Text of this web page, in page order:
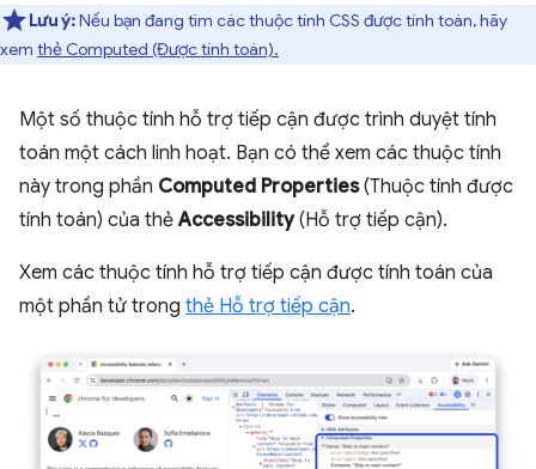
Lưu ý:Nếu bạn đang tìm các thuộc tính CSS được tính toán, hãy
xem thẻ Computed (Được tính toán).
Một số thuộc tính hỗ trợ tiếp cận được trình duyệt tính
toán một cách linh hoạt. Bạn có thể xem các thuộc tính
này trong phần Computed Properties(Thuộc tính được
tính toán) của thẻAccessibility(Hỗ trợ tiếp cận).
Xem các thuộc tính hỗ trợ tiếp cận được tính toán của
một phần tử trong thẻ Hỗ trợ tiếp cận.